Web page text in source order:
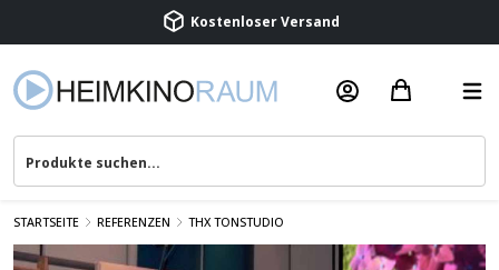
Kostenloser Versand
Beratung & Service
STARTSEITE REFERENZEN THX TONSTUDIO